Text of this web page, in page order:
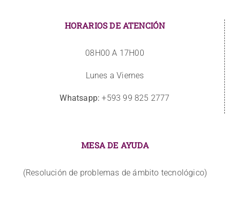
HORARIOS DE ATENCIÓN
08H00 A 17H00
Lunes a Viernes
Whatsapp: +593 99 825 2777
MESA DE AYUDA
(Resolución de problemas de ámbito tecnológico)